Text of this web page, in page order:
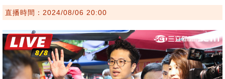
直播時間：2024/08/06 20:00